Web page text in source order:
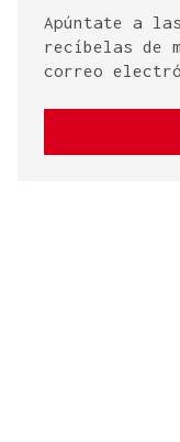
Apúntate a
recíbelas de
correo